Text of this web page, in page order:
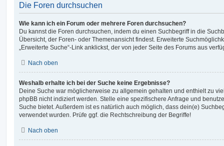
Die Foren durchsuchen
Wie kann ich ein Forum oder mehrere Foren durchsuchen?
Du kannst die Foren durchsuchen, indem du einen Suchbegriff in die
Übersicht, der Foren- oder Themenansicht findest. Erweiterte
„Erweiterte Suche“-Link anklickst, der von jeder Seite des Forums aus
Nach oben
Weshalb erhalte ich bei der Suche keine Ergebnisse?
Deine Suche war möglicherweise zu allgemein gehalten und enthielt zu
phpBB nicht indiziert werden. Stelle eine spezifischere Anfrage und
Suche bietet. Außerdem ist es natürlich auch möglich, dass dein(e)
verwendet wurden. Prüfe ggf. die Rechtschreibung der Begriffe!
Nach oben